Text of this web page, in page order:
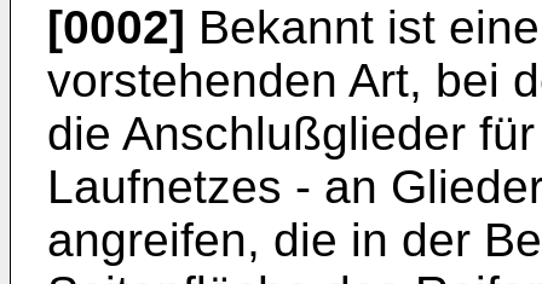
[0002] Bekannt ist
vorstehenden Art, bei
die Anschlußglieder
Laufnetzes - an
angreifen, die in der